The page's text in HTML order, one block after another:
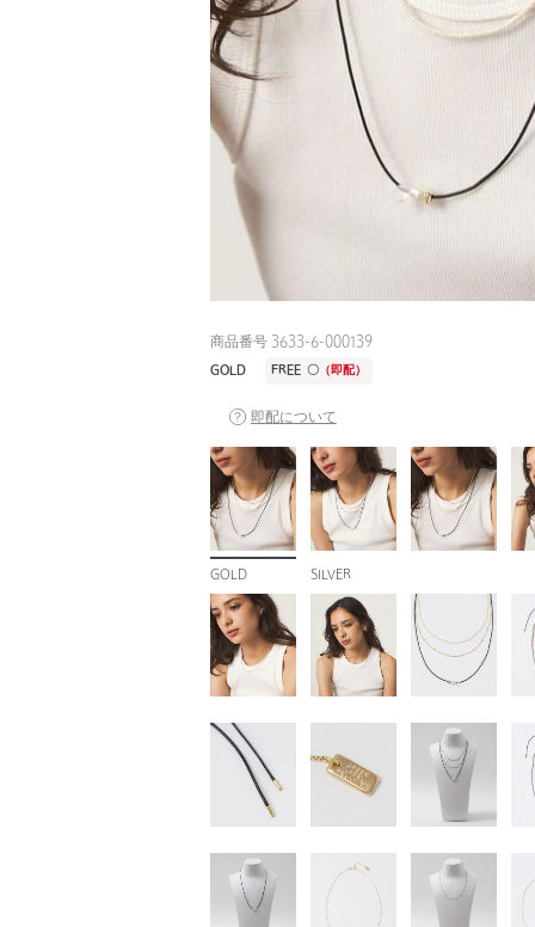
商品番号 3633-6-000139
GOLD FREE 〇（即配）
即配について
GOLD SILVER